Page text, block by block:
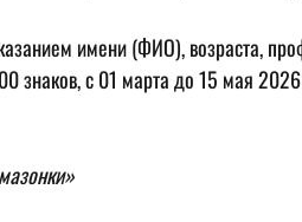
имени (ФИО), возраста,
знаков, с 01 марта до 15 мая 2026